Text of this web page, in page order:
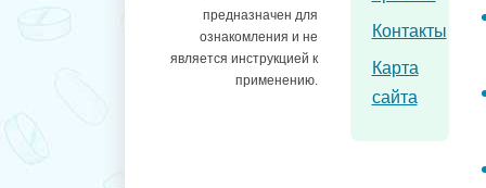
предназначен для
ознакомления и не
является инструкцией к
применению.
Контакты
Карта
сайта